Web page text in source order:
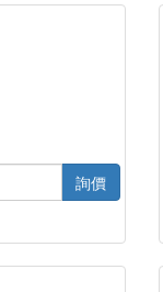
詢價